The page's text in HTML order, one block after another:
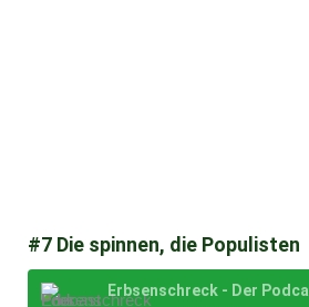
#7 Die spinnen, die Populisten
Erbsenschreck - Der